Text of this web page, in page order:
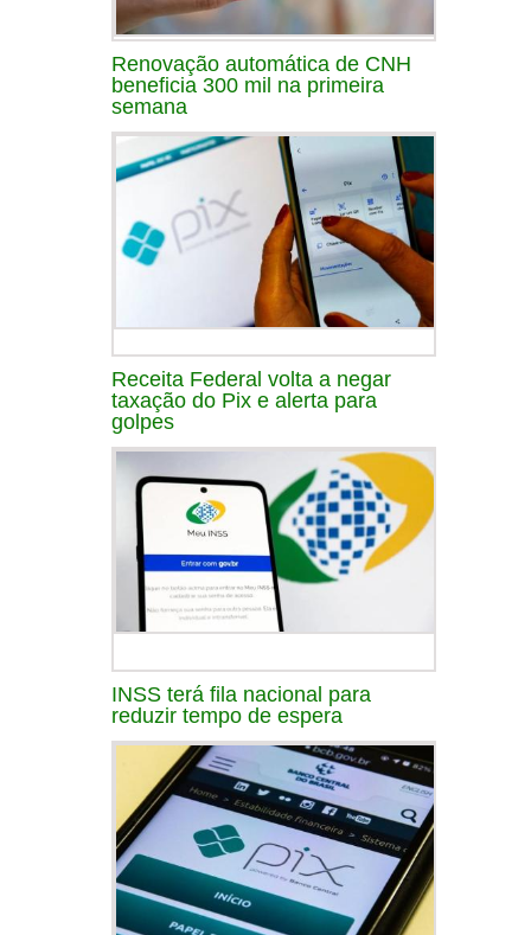
Renovação automática de CNH
beneficia 300 mil na primeira
semana
Receita Federal volta a negar
taxação do Pix e alerta para
golpes
INSS terá fila nacional para
reduzir tempo de espera